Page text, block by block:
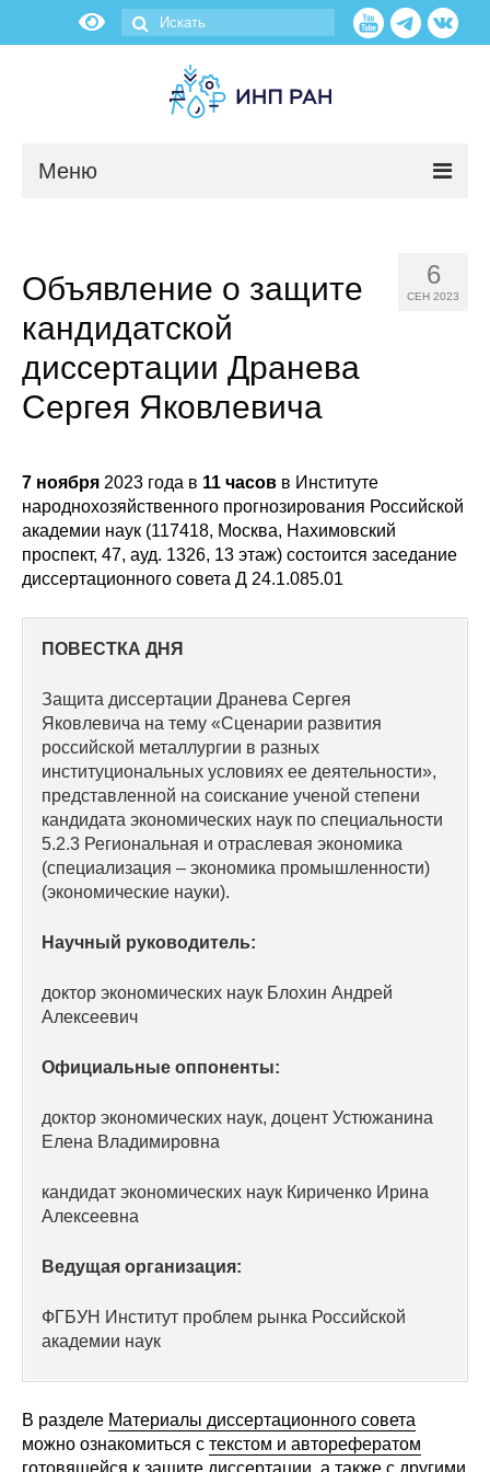
Меню
О нас
Об институте
Научные подразделения
Сотрудники
Отчетность
Материалы для СМИ
Публикации
Научная жизнь
Издания
Проблемы прогнозирования
О журнале
Номера журналов
Редакционная этика
Информация для авторов
Общие требования
Научные труды
О журнале
Выпуски
Информация для авторов
6
СЕН 2023
Объявление о защите
кандидатской
диссертации Дранева
Сергея Яковлевича
7 ноября 2023 года в 11 часов в Институте
народнохозяйственного прогнозирования Российской
академии наук (117418, Москва, Нахимовский
проспект, 47, ауд. 1326, 13 этаж) состоится заседание
диссертационного совета Д 24.1.085.01
ПОВЕСТКА ДНЯ
Защита диссертации Дранева Сергея
Яковлевича на тему «Сценарии развития
российской металлургии в разных
институциональных условиях ее деятельности»,
представленной на соискание ученой степени
кандидата экономических наук по специальности
5.2.3 Региональная и отраслевая экономика
(специализация – экономика промышленности)
(экономические науки).
Научный руководитель:
доктор экономических наук Блохин Андрей
Алексеевич
Официальные оппоненты:
доктор экономических наук, доцент Устюжанина
Елена Владимировна
кандидат экономических наук Кириченко Ирина
Алексеевна
Ведущая организация:
ФГБУН Институт проблем рынка Российской
академии наук
В разделе Материалы диссертационного совета
можно ознакомиться с текстом и авторефератом
готовящейся к защите диссертации , а также с другими